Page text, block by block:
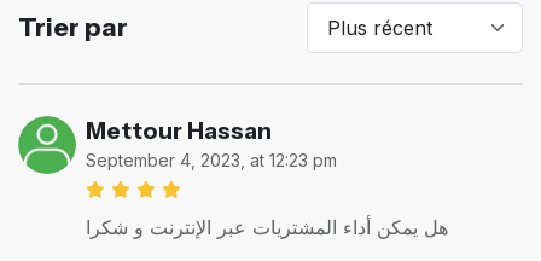
Trier par
Mettour Hassan
September 4, 2023, at 12:23 pm
هل يمكن أداء المشتريات عبر الإنترنت و شكرا